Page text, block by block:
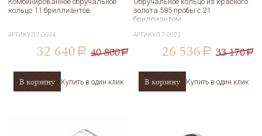
кольцо 11 бриллиантов
АРТИКУЛ7-0094
32 640 a 40 800a
В корзину Купить в один клик
золота 585 пробы с 21
бриллиантом
АРТИКУЛ7-0022
26 536 a 33 170a
В корзину Купить в один клик